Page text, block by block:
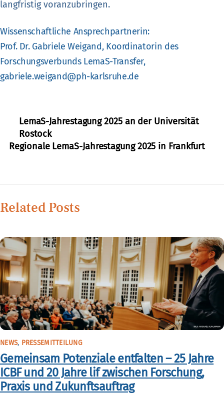
langfristig voranzubringen.
Wissenschaftliche Ansprechpartnerin:
Prof. Dr. Gabriele Weigand, Koordinatorin des
Forschungsverbunds LemaS-Transfer,
gabriele.weigand@ph-karlsruhe.de
LemaS-Jahrestagung 2025 an der Universität
Rostock
Regionale LemaS-Jahrestagung 2025 in Frankfurt
Related Posts
NEWS, PRESSEMITTEILUNG
Gemeinsam Potenziale entfalten – 25 Jahre
ICBF und 20 Jahre lif zwischen Forschung,
Praxis und Zukunftsauftrag